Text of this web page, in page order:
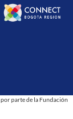
por parte de la Fundación